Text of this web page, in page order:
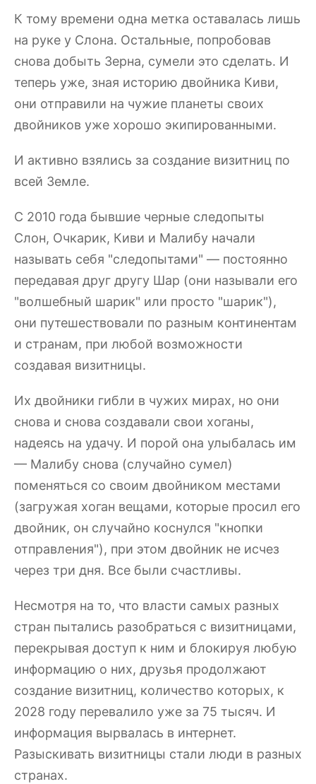
К тому времени одна метка оставалась лишь
на руке у Слона. Остальные, попробовав
снова добыть Зерна, сумели это сделать. И
теперь уже, зная историю двойника Киви,
они отправили на чужие планеты своих
двойников уже хорошо экипированными.
И активно взялись за создание визитниц по
всей Земле.
С 2010 года бывшие черные следопыты
Слон, Очкарик, Киви и Малибу начали
называть себя "следопытами" — постоянно
передавая друг другу Шар (они называли его
"волшебный шарик" или просто "шарик"),
они путешествовали по разным континентам
и странам, при любой возможности
создавая визитницы.
Их двойники гибли в чужих мирах, но они
снова и снова создавали свои хоганы,
надеясь на удачу. И порой она улыбалась им
— Малибу снова (случайно сумел)
поменяться со своим двойником местами
(загружая хоган вещами, которые просил его
двойник, он случайно коснулся "кнопки
отправления"), при этом двойник не исчез
через три дня. Все были счастливы.
Несмотря на то, что власти самых разных
стран пытались разобраться с визитницами,
перекрывая доступ к ним и блокируя любую
информацию о них, друзья продолжают
создание визитниц, количество которых, к
2028 году перевалило уже за 75 тысяч. И
информация вырвалась в интернет.
Разыскивать визитницы стали люди в разных
странах.